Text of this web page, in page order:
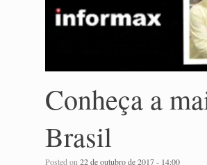
Conheça a
Brasil
Posted on22 de outubro de 2017 - 14:00